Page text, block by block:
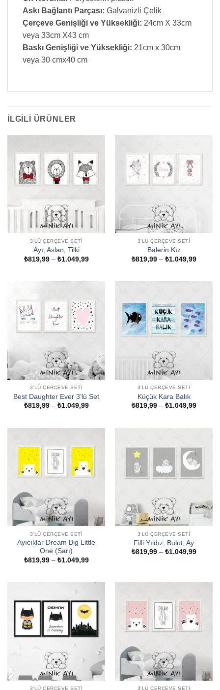
Askı Bağlantı Parçası: Galvanizli Çelik
Çerçeve Genişliği ve Yüksekliği: 24cm X 33cm
veya 33cm X43 cm
Baskı Genişliği ve Yüksekliği: 21cm x 30cm
veya 30 cmx40 cm
İLGILI ÜRÜNLER
3'LÜ ÇERÇEVE SETI
Ayı, Aslan, Tilki
₺819,99 – ₺1.049,99Fiyat
3'LÜ ÇERÇEVE SETI
Balerin Kız
₺819,99 – ₺1.049,99Fiyat
3'LÜ ÇERÇEVE SETI
Best Daughter Ever 3’lü Set
₺819,99 – ₺1.049,99Fiyat
3'LÜ ÇERÇEVE SETI
Küçük Kara Balık
₺819,99 – ₺1.049,99Fiyat
3'LÜ ÇERÇEVE SETI
Ayıcıklar Dream Big Little
One (Sarı)
₺819,99 – ₺1.049,99Fiyat
₺1.049,99
3'LÜ ÇERÇEVE SETI
Filli Yıldız, Bulut, Ay
₺819,99 – ₺1.049,99Fiyat
3'LÜ ÇERÇEVE SETI 3'LÜ ÇERÇEVE SETI